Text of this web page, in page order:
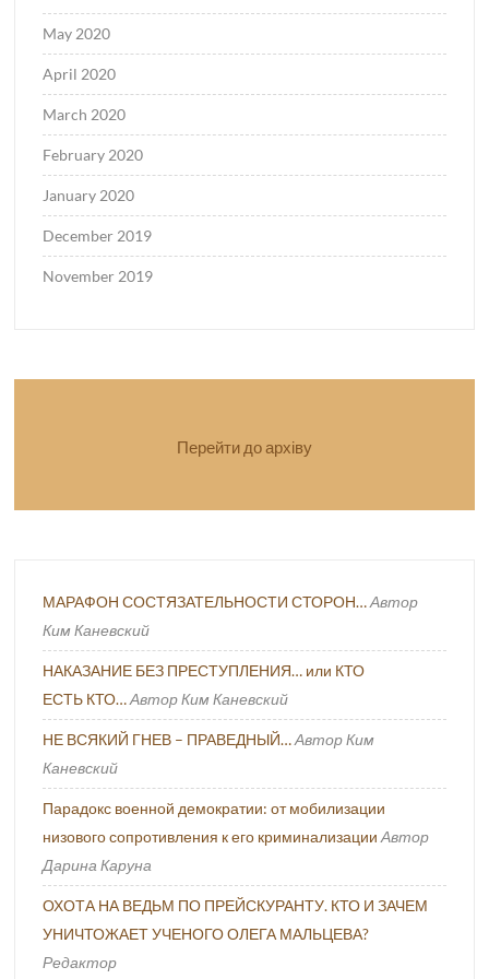
May 2020
April 2020
March 2020
February 2020
January 2020
December 2019
November 2019
Перейти до архіву
МАРАФОН СОСТЯЗАТЕЛЬНОСТИ СТОРОН… Автор
Ким Каневский
НАКАЗАНИЕ БЕЗ ПРЕСТУПЛЕНИЯ… или КТО
ЕСТЬ КТО… Автор Ким Каневский
НЕ ВСЯКИЙ ГНЕВ – ПРАВЕДНЫЙ… Автор Ким
Каневский
Парадокс военной демократии: от мобилизации
низового сопротивления к его криминализации Автор
Дарина Каруна
ОХОТА НА ВЕДЬМ ПО ПРЕЙСКУРАНТУ. КТО И ЗАЧЕМ
УНИЧТОЖАЕТ УЧЕНОГО ОЛЕГА МАЛЬЦЕВА?
Редактор